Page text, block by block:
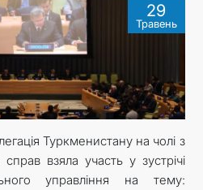
ПОСЛУГИ
МЗС
ДАНІ
29
Травень
Туркменистану на чолі з
взяла участь у зустрічі
управління на тему: